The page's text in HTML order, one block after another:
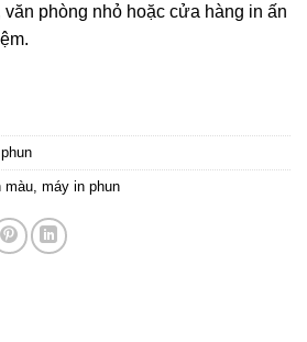
văn phòng nhỏ hoặc cửa hàng in ấn
màu, máy in phun